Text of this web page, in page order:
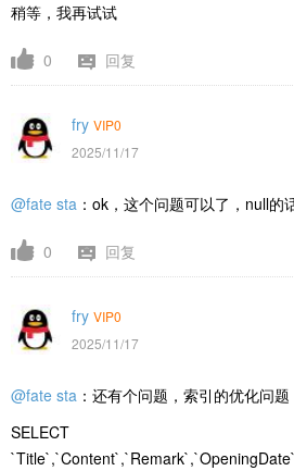
稍等，我再试试
0 回复
fry VIP0
2025/11/17
@fate sta ：ok，这个问题可以了，null的
0 回复
fry VIP0
2025/11/17
@fate sta ：还有个问题，索引的优化问
SELECT